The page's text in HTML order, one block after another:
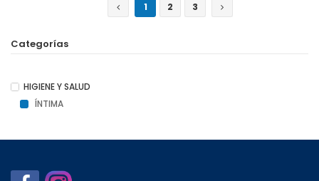
1
2 3
Categorías
HIGIENE Y SALUD
ÍNTIMA